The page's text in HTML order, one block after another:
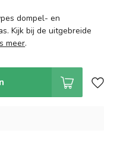
dompel- en
Kijk bij de uitgebreide
meer.